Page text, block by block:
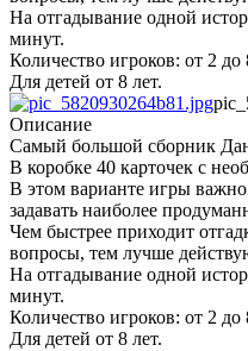
На отгадывание одной
минут.
Количество игроков: от 2 до
Для детей от 8 лет.
Описание
Самый большой сборник
В коробке 40 карточек с
В этом варианте игры
задавать наиболее
Чем быстрее приходит
вопросы, тем лучше
На отгадывание одной
минут.
Количество игроков: от 2 до
Для детей от 8 лет.